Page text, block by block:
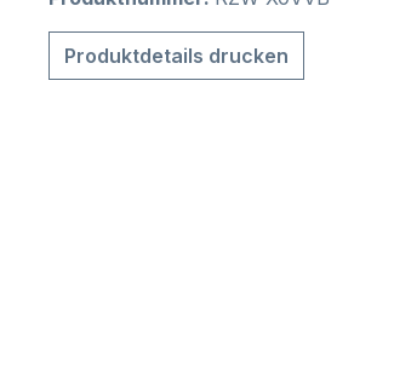
Produktdetails drucken